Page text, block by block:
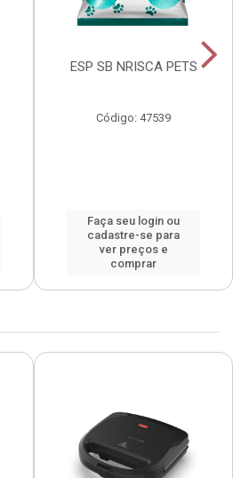
ESP SB NRISCA PETS
Código: 47539
Faça seu login ou
cadastre-se para
ver preços e
comprar